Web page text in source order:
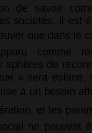
de savoir
sociétés. Il est
que dans le
comme
sphères de
» sera estimé,
à un besoin
et les
ne peuvent